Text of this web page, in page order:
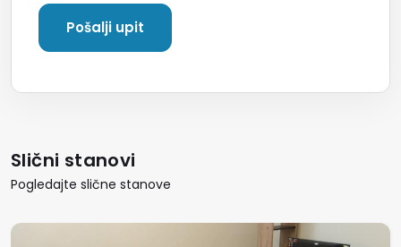
Slični stanovi
Pogledajte slične stanove